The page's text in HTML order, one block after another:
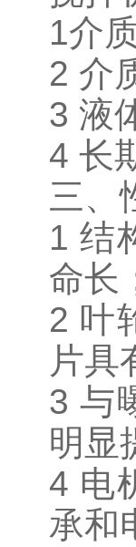
1介
2 介
3 液
4 长
三、
1 结
命长
2 叶
片具
3 与
明显
4 电
承和